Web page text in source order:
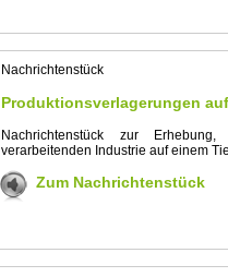
Nachrichtenstück
Produktionsverlagerungen
Nachrichtenstück zur
verarbeitenden Industrie auf einem
Zum Nachrichtenstück